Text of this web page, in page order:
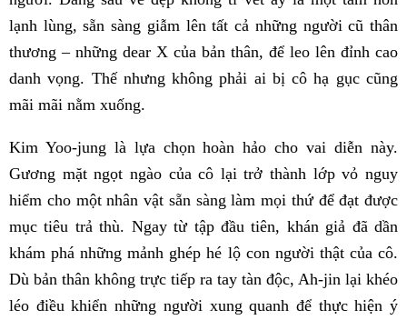
lạnh lùng, sẵn sàng giẫm lên tất cả những người cũ thân
thương – những dear X của bản thân, để leo lên đỉnh cao
danh vọng. Thế nhưng không phải ai bị cô hạ gục cũng
mãi mãi nằm xuống.
Kim Yoo-jung là lựa chọn hoàn hảo cho vai diễn này.
Gương mặt ngọt ngào của cô lại trở thành lớp vỏ nguy
hiểm cho một nhân vật sẵn sàng làm mọi thứ để đạt được
mục tiêu trả thù. Ngay từ tập đầu tiên, khán giả đã dần
khám phá những mảnh ghép hé lộ con người thật của cô.
Dù bản thân không trực tiếp ra tay tàn độc, Ah-jin lại khéo
léo điều khiển những người xung quanh để thực hiện ý